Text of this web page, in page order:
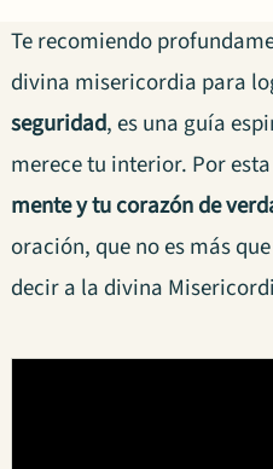
Te recomiendo
divina misericordia para
seguridad,es una guía
merece tu interior. Por
mente y tu corazón de
oración, que no es más
decir a la divina